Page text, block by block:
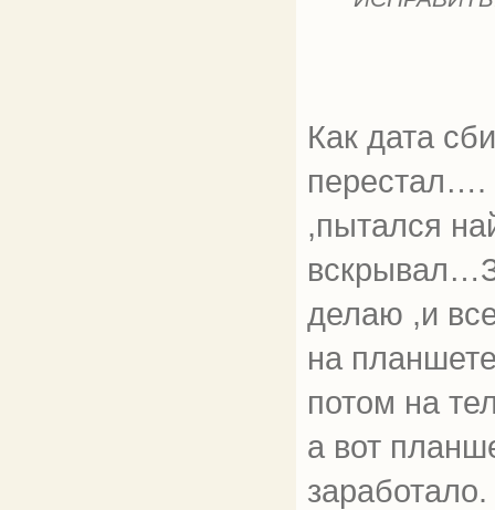
Как дата
перестал….
,пытался
делаю ,и
на
потом на
а вот